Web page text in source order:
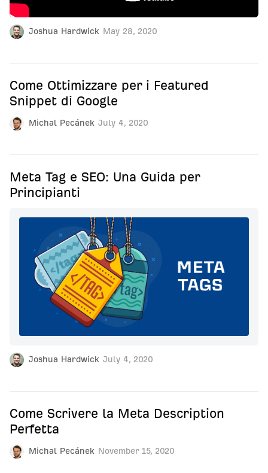
Joshua Hardwick May 28, 2020
Michal Pecánek July 4, 2020
Come Ottimizzare per i Featured
Snippet di Google
Joshua Hardwick July 4, 2020
Meta Tag e SEO: Una Guida per
Principianti
Michal Pecánek November 15, 2020
Come Scrivere la Meta Description
Perfetta